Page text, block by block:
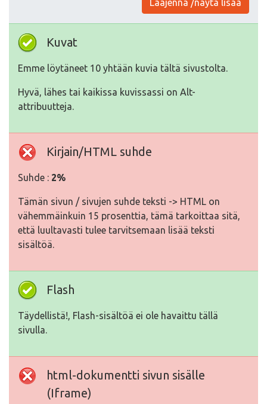
Laajenna /näytä lisää
Kuvat
Emme löytäneet 10 yhtään kuvia tältä sivustolta.
Hyvä, lähes tai kaikissa kuvissassi on Alt-
attribuutteja.
Kirjain/HTML suhde
Suhde : 2%
Tämän sivun / sivujen suhde teksti -> HTML on
vähemmäinkuin 15 prosenttia, tämä tarkoittaa sitä,
että luultavasti tulee tarvitsemaan lisää teksti
sisältöä.
Flash
Täydellistä!, Flash-sisältöä ei ole havaittu tällä
sivulla.
html-dokumentti sivun sisälle
(Iframe)